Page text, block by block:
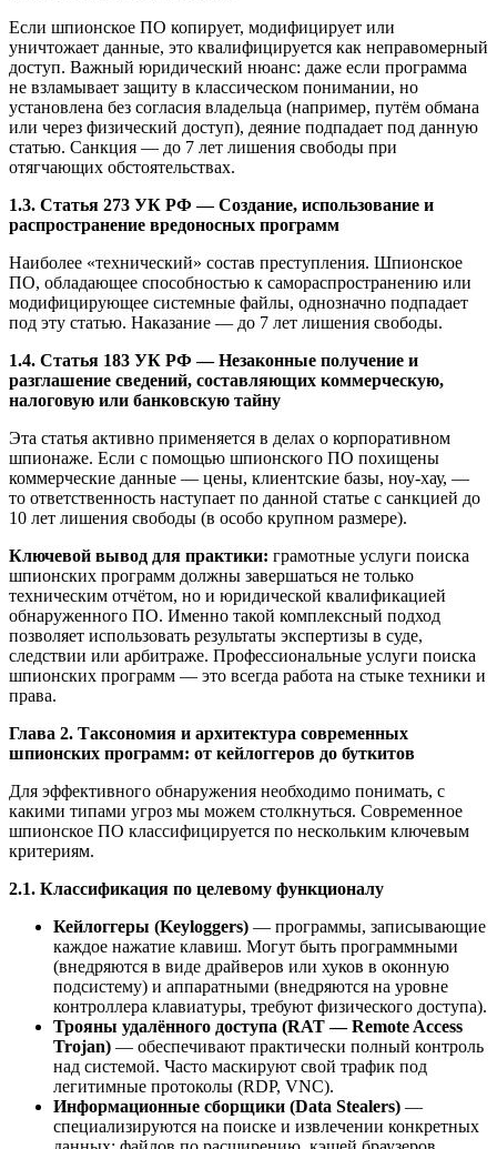
Если шпионское ПО копирует, модифицирует или
уничтожает данные, это квалифицируется как неправомерный
доступ. Важный юридический нюанс: даже если программа
не взламывает защиту в классическом понимании, но
установлена без согласия владельца (например, путём обмана
или через физический доступ), деяние подпадает под данную
статью. Санкция — до 7 лет лишения свободы при
отягчающих обстоятельствах.
1.3. Статья 273 УК РФ — Создание, использование и
распространение вредоносных программ
Наиболее «технический» состав преступления. Шпионское
ПО, обладающее способностью к самораспространению или
модифицирующее системные файлы, однозначно подпадает
под эту статью. Наказание — до 7 лет лишения свободы.
1.4. Статья 183 УК РФ — Незаконные получение и
разглашение сведений, составляющих коммерческую,
налоговую или банковскую тайну
Эта статья активно применяется в делах о корпоративном
шпионаже. Если с помощью шпионского ПО похищены
коммерческие данные — цены, клиентские базы, ноу-хау, —
то ответственность наступает по данной статье с санкцией до
10 лет лишения свободы (в особо крупном размере).
Ключевой вывод для практики: грамотные услуги поиска
шпионских программ должны завершаться не только
техническим отчётом, но и юридической квалификацией
обнаруженного ПО. Именно такой комплексный подход
позволяет использовать результаты экспертизы в суде,
следствии или арбитраже. Профессиональные услуги поиска
шпионских программ — это всегда работа на стыке техники и
права.
Глава 2. Таксономия и архитектура современных
шпионских программ: от кейлоггеров до буткитов
Для эффективного обнаружения необходимо понимать, с
какими типами угроз мы можем столкнуться. Современное
шпионское ПО классифицируется по нескольким ключевым
критериям.
2.1. Классификация по целевому функционалу
Кейлоггеры (Keyloggers) — программы, записывающие
каждое нажатие клавиш. Могут быть программными
(внедряются в виде драйверов или хуков в оконную
подсистему) и аппаратными (внедряются на уровне
контроллера клавиатуры, требуют физического доступа).
Трояны удалённого доступа (RAT — Remote Access
Trojan) — обеспечивают практически полный контроль
над системой. Часто маскируют свой трафик под
легитимные протоколы (RDP, VNC).
Информационные сборщики (Data Stealers) —
специализируются на поиске и извлечении конкретных